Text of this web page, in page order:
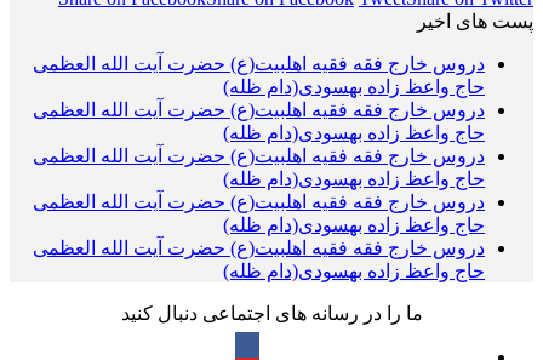
پست های اخیر
دروس خارج فقه فقیه اهلبیت(ع) حضرت آیت الله العظمی
حاج واعظ زاده بهسودی(دام ظله)
دروس خارج فقه فقیه اهلبیت(ع) حضرت آیت الله العظمی
حاج واعظ زاده بهسودی(دام ظله)
دروس خارج فقه فقیه اهلبیت(ع) حضرت آیت الله العظمی
حاج واعظ زاده بهسودی(دام ظله)
دروس خارج فقه فقیه اهلبیت(ع) حضرت آیت الله العظمی
حاج واعظ زاده بهسودی(دام ظله)
دروس خارج فقه فقیه اهلبیت(ع) حضرت آیت الله العظمی
حاج واعظ زاده بهسودی(دام ظله)
ما را در رسانه های اجتماعی دنبال کنید